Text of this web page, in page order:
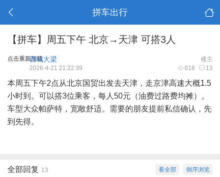
拼车出行
【拼车】周五下午 北京→天津 可搭3人
点击重新加载 楼主
西城大梁
618 13
2026-4-21 21:22:39
本周五下午2点从北京国贸出发去天津，走京津高速大概1.5
小时到。可以搭3位乘客，每人50元（油费过路费均摊）。
车型大众帕萨特，宽敞舒适。需要的朋友提前私信确认，先
到先得。
倒序浏览
看全部
全部回复 13